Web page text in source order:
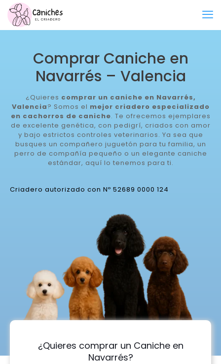
Comprar Caniche en
Navarrés – Valencia
¿Quieres comprar un caniche en Navarrés,
Valencia? Somos el mejor criadero especializado
en cachorros de caniche. Te ofrecemos ejemplares
de excelente genética, con pedigrí, criados con amor
y bajo estrictos controles veterinarios. Ya sea que
busques un compañero juguetón para tu familia, un
perro de compañía pequeño o un elegante caniche
estándar, aquí lo tenemos para ti.
Criadero autorizado con Nº 52689 0000 124
¿Quieres comprar un Caniche en
Navarrés?